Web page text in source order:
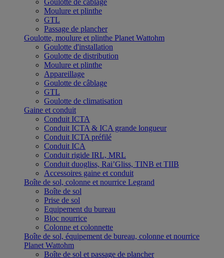
Goulotte de câblage
Moulure et plinthe
GTL
Passage de plancher
Goulotte, moulure et plinthe Planet Wattohm
Goulotte d'installation
Goulotte de distribution
Moulure et plinthe
Appareillage
Goulotte de câblage
GTL
Goulotte de climatisation
Gaine et conduit
Conduit ICTA
Conduit ICTA & ICA grande longueur
Conduit ICTA préfilé
Conduit ICA
Conduit rigide IRL, MRL
Conduit duogliss, Rai’Gliss, TINB et TIIB
Accessoires gaine et conduit
Boîte de sol, colonne et nourrice Legrand
Boîte de sol
Prise de sol
Equipement du bureau
Bloc nourrice
Colonne et colonnette
Boîte de sol, équipement de bureau, colonne et nourrice
Planet Wattohm
Boîte de sol et passage de plancher